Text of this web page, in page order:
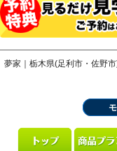
夢家｜栃木県(足利市・佐野